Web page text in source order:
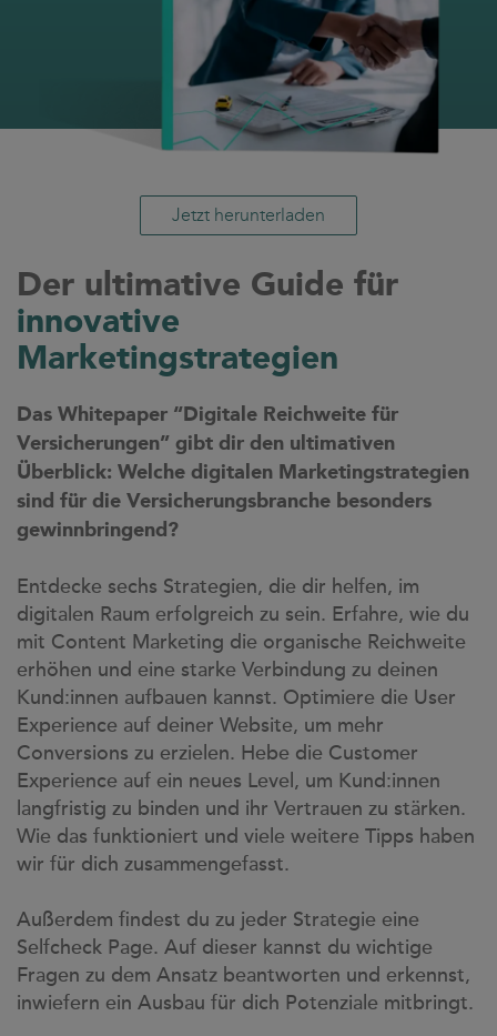
Jetzt herunterladen
Der ultimative Guide für
innovative
Marketingstrategien
Das Whitepaper “Digitale Reichweite für
Versicherungen” gibt dir den ultimativen
Überblick: Welche digitalen Marketingstrategien
sind für die Versicherungsbranche besonders
gewinnbringend?
Entdecke sechs Strategien, die dir helfen, im
digitalen Raum erfolgreich zu sein. Erfahre, wie du
mit Content Marketing die organische Reichweite
erhöhen und eine starke Verbindung zu deinen
Kund:innen aufbauen kannst. Optimiere die User
Experience auf deiner Website, um mehr
Conversions zu erzielen. Hebe die Customer
Experience auf ein neues Level, um Kund:innen
langfristig zu binden und ihr Vertrauen zu stärken.
Wie das funktioniert und viele weitere Tipps haben
wir für dich zusammengefasst.
Außerdem findest du zu jeder Strategie eine
Selfcheck Page. Auf dieser kannst du wichtige
Fragen zu dem Ansatz beantworten und erkennst,
inwiefern ein Ausbau für dich Potenziale mitbringt.